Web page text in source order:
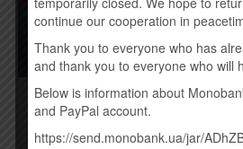
PINS – МАРАФОН (2015)
190,00грн.
continue our cooperation in
Thank you to everyone who has
and thank you to everyone who will
Below is information about
and PayPal account.
https://send.monobank.ua/jar/